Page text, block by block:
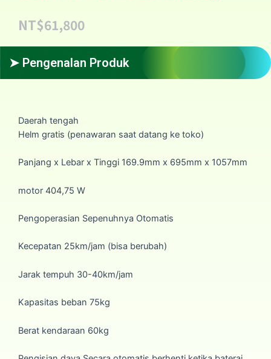
NT$61,800
➤ Pengenalan Produk
Daerah tengah
Helm gratis (penawaran saat datang ke toko)
Panjang x Lebar x Tinggi 169.9mm x 695mm x 1057mm
motor 404,75 W
Pengoperasian Sepenuhnya Otomatis
Kecepatan 25km/jam (bisa berubah)
Jarak tempuh 30-40km/jam
Kapasitas beban 75kg
Berat kendaraan 60kg